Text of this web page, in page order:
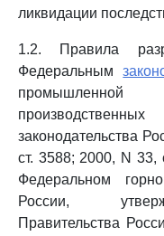
ликвидации
1.2. Правила
Федеральным
промышленной
законодательства
ст. 3588; 2000, N 33,
Федеральном
России,
Правительства